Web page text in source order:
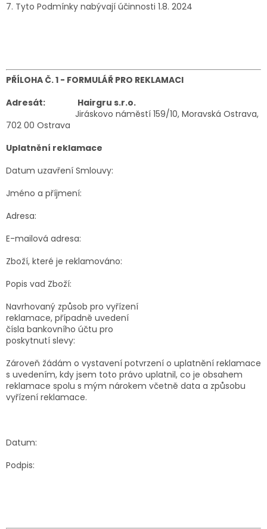
7. Tyto Podmínky nabývají účinnosti 1.8. 2024
PŘÍLOHA Č. 1 - FORMULÁŘ PRO REKLAMACI
Adresát:
Hairgru s.r.o.
Jiráskovo náměstí 159/10, Moravská Ostrava,
702 00 Ostrava
Uplatnění reklamace
Datum uzavření Smlouvy:
Jméno a příjmení:
Adresa:
E-mailová adresa:
Zboží, které je reklamováno:
Popis vad Zboží:
Navrhovaný způsob pro vyřízení
reklamace, případně uvedení
čísla bankovního účtu pro
poskytnutí slevy:
Zároveň žádám o vystavení potvrzení o uplatnění reklamace
s uvedením, kdy jsem toto právo uplatnil, co je obsahem
reklamace spolu s mým nárokem včetně data a způsobu
vyřízení reklamace.
Datum:
Podpis: